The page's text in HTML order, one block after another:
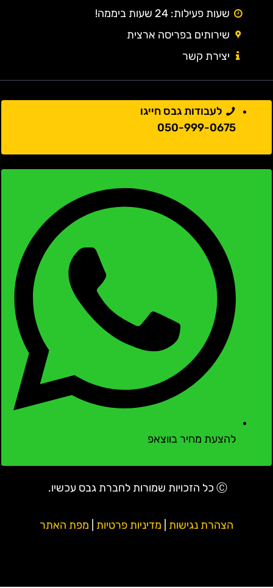
שעות פעילות: 24 שעות ביממה!
שירותים בפריסה ארצית
יצירת קשר
לעבודות גבס חייגו
050-999-0675
להצעת מחיר בווצאפ
Ⓒ כל הזכויות שמורות לחברת גבס עכשיו.
הצהרת נגישות| מדיניות פרטיות| מפת האתר